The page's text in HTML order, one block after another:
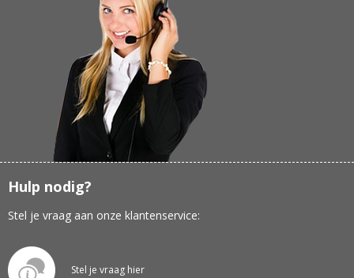
Hulp nodig?
Stel je vraag aan onze klantenservice:
Stel je vraag hier